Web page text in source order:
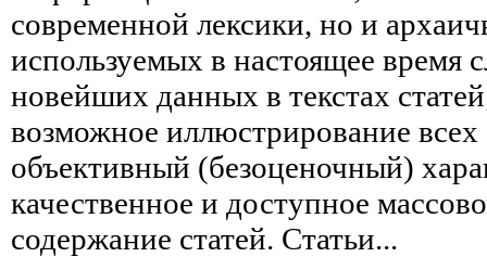
современной лексики, но и
используемых в настоящее время
новейших данных в текстах
возможное иллюстрирование
объективный (безоценочный)
качественное и доступное
содержание статей. Статьи...